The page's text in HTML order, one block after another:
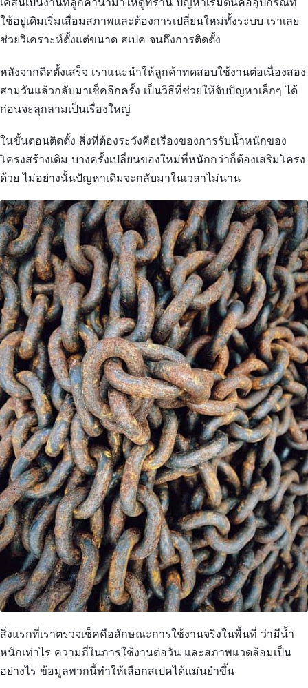
ใช้อยู่เดิมเริ่มเสื่อมสภาพและต้องการเปลี่ยนใหม่ทั้งระบบ เราเลย
ช่วยวิเคราะห์ตั้งแต่ขนาด สเปค จนถึงการติดตั้ง
หลังจากติดตั้งเสร็จ เราแนะนำให้ลูกค้าทดสอบใช้งานต่อเนื่องสอง
สามวันแล้วกลับมาเช็คอีกครั้ง เป็นวิธีที่ช่วยให้จับปัญหาเล็กๆ ได้
ก่อนจะลุกลามเป็นเรื่องใหญ่
ในขั้นตอนติดตั้ง สิ่งที่ต้องระวังคือเรื่องของการรับน้ำหนักของ
โครงสร้างเดิม บางครั้งเปลี่ยนของใหม่ที่หนักกว่าก็ต้องเสริมโครง
ด้วย ไม่อย่างนั้นปัญหาเดิมจะกลับมาในเวลาไม่นาน
สิ่งแรกที่เราตรวจเช็คคือลักษณะการใช้งานจริงในพื้นที่ ว่ามีน้ำ
หนักเท่าไร ความถี่ในการใช้งานต่อวัน และสภาพแวดล้อมเป็น
อย่างไร ข้อมูลพวกนี้ทำให้เลือกสเปคได้แม่นยำขึ้น